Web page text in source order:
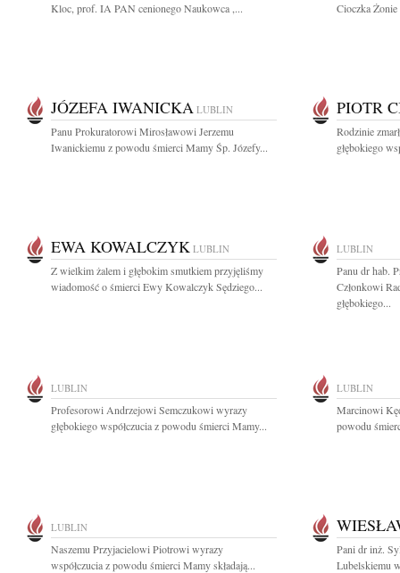
Kloc, prof. IA PAN cenionego Naukowca ,...
Cioczka
JÓZEFA IWANICKA LUBLIN
Panu Prokuratorowi Mirosławowi Jerzemu
Iwanickiemu z powodu śmierci Mamy Śp. Józefy...
PIOTR
Rodzinie
głębokiego
EWA KOWALCZYK LUBLIN
Z wielkim żalem i głębokim smutkiem przyjęliśmy
wiadomość o śmierci Ewy Kowalczyk Sędziego...
LUBLIN
Panu dr hab.
Członkowi
głębokiego...
LUBLIN
Profesorowi Andrzejowi Semczukowi wyrazy
głębokiego współczucia z powodu śmierci Mamy...
LUBLIN
Marcinowi
powodu
LUBLIN
Naszemu Przyjacielowi Piotrowi wyrazy
współczucia z powodu śmierci Mamy składają...
Pani dr inż.
Lubelskiemu